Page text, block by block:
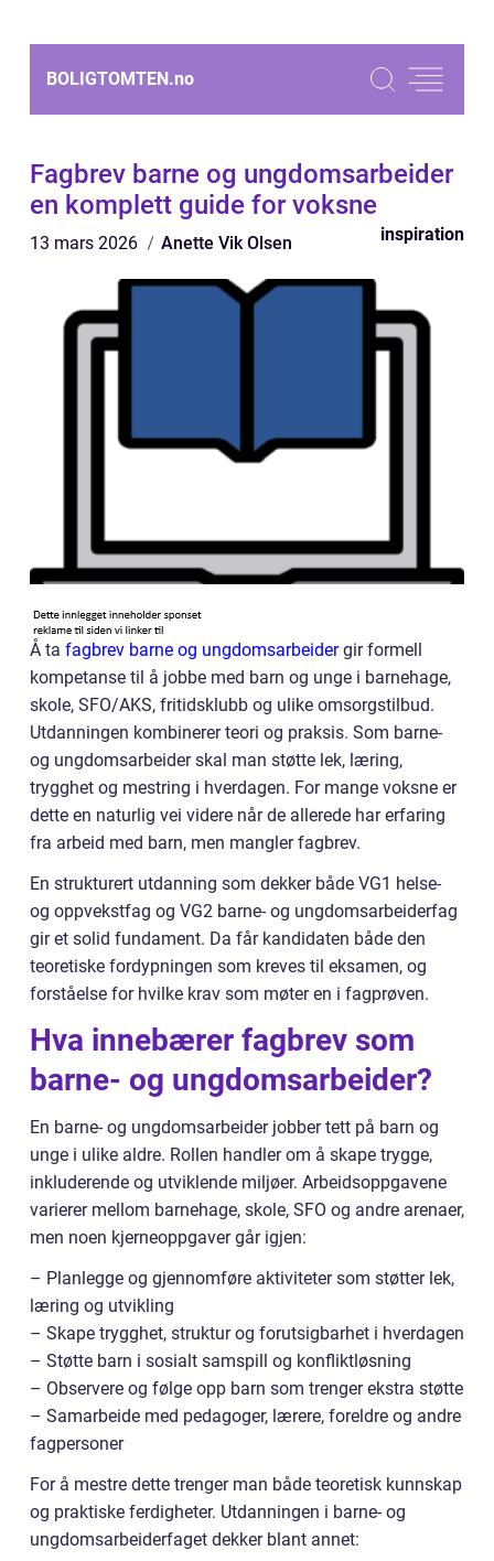
BOLIGTOMTEN.no
Fagbrev barne og ungdomsarbeider
en komplett guide for voksne
13 mars 2026 Anette Vik Olsen inspiration
Å ta fagbrev barne og ungdomsarbeidergir formell
kompetanse til å jobbe med barn og unge i barnehage,
skole, SFO/AKS, fritidsklubb og ulike omsorgstilbud.
Utdanningen kombinerer teori og praksis. Som barne-
og ungdomsarbeider skal man støtte lek, læring,
trygghet og mestring i hverdagen. For mange voksne er
dette en naturlig vei videre når de allerede har erfaring
fra arbeid med barn, men mangler fagbrev.
En strukturert utdanning som dekker både VG1 helse-
og oppvekstfag og VG2 barne- og ungdomsarbeiderfag
gir et solid fundament. Da får kandidaten både den
teoretiske fordypningen som kreves til eksamen, og
forståelse for hvilke krav som møter en i fagprøven.
Hva innebærer fagbrev som
barne- og ungdomsarbeider?
En barne- og ungdomsarbeider jobber tett på barn og
unge i ulike aldre. Rollen handler om å skape trygge,
inkluderende og utviklende miljøer. Arbeidsoppgavene
varierer mellom barnehage, skole, SFO og andre arenaer,
men noen kjerneoppgaver går igjen:
– Planlegge og gjennomføre aktiviteter som støtter lek,
læring og utvikling
– Skape trygghet, struktur og forutsigbarhet i hverdagen
– Støtte barn i sosialt samspill og konfliktløsning
– Observere og følge opp barn som trenger ekstra støtte
– Samarbeide med pedagoger, lærere, foreldre og andre
fagpersoner
For å mestre dette trenger man både teoretisk kunnskap
og praktiske ferdigheter. Utdanningen i barne- og
ungdomsarbeiderfaget dekker blant annet: